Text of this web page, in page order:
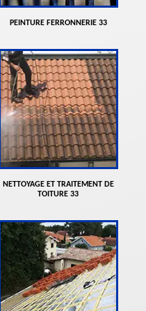
PEINTURE FERRONNERIE 33
NETTOYAGE ET TRAITEMENT DE
TOITURE 33